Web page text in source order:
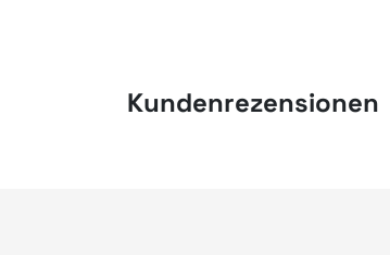
Kundenrezensionen